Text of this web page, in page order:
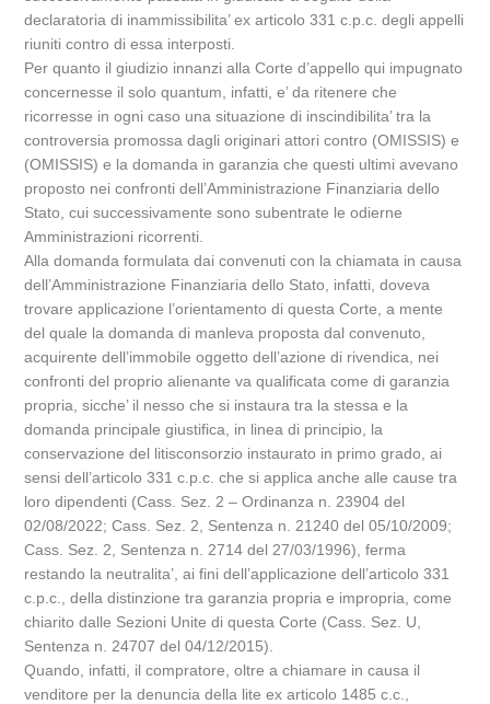
declaratoria di inammissibilita’ ex articolo 331 c.p.c. degli appelli
riuniti contro di essa interposti.
Per quanto il giudizio innanzi alla Corte d’appello qui impugnato
concernesse il solo quantum, infatti, e’ da ritenere che
ricorresse in ogni caso una situazione di inscindibilita’ tra la
controversia promossa dagli originari attori contro (OMISSIS) e
(OMISSIS) e la domanda in garanzia che questi ultimi avevano
proposto nei confronti dell’Amministrazione Finanziaria dello
Stato, cui successivamente sono subentrate le odierne
Amministrazioni ricorrenti.
Alla domanda formulata dai convenuti con la chiamata in causa
dell’Amministrazione Finanziaria dello Stato, infatti, doveva
trovare applicazione l’orientamento di questa Corte, a mente
del quale la domanda di manleva proposta dal convenuto,
acquirente dell’immobile oggetto dell’azione di rivendica, nei
confronti del proprio alienante va qualificata come di garanzia
propria, sicche’ il nesso che si instaura tra la stessa e la
domanda principale giustifica, in linea di principio, la
conservazione del litisconsorzio instaurato in primo grado, ai
sensi dell’articolo 331 c.p.c. che si applica anche alle cause tra
loro dipendenti (Cass. Sez. 2 – Ordinanza n. 23904 del
02/08/2022; Cass. Sez. 2, Sentenza n. 21240 del 05/10/2009;
Cass. Sez. 2, Sentenza n. 2714 del 27/03/1996), ferma
restando la neutralita’, ai fini dell’applicazione dell’articolo 331
c.p.c., della distinzione tra garanzia propria e impropria, come
chiarito dalle Sezioni Unite di questa Corte (Cass. Sez. U,
Sentenza n. 24707 del 04/12/2015).
Quando, infatti, il compratore, oltre a chiamare in causa il
venditore per la denuncia della lite ex articolo 1485 c.c.,